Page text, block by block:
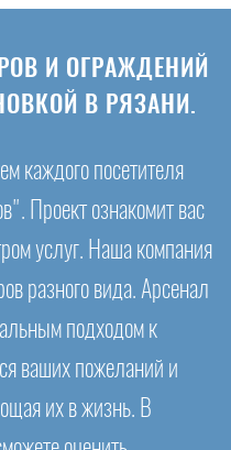
И ОГРАЖДЕНИЙ
В РЯЗАНИ.
каждого посетителя
Проект ознакомит вас
услуг. Наша компания
разного вида. Арсенал
подходом к
ваших пожеланий и
их в жизнь. В